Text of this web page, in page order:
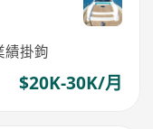
績掛鉤
$20K-30K/月